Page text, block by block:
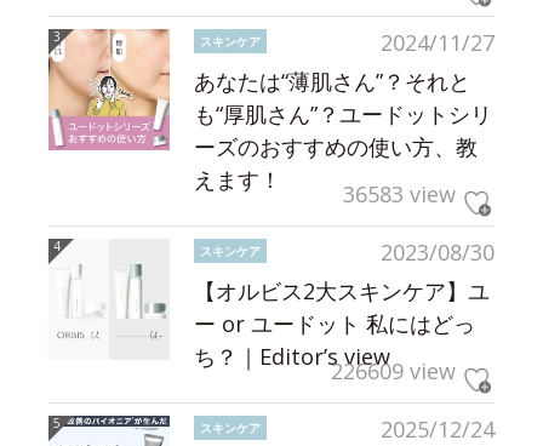
2024/11/27
スキンケア
あなたは“薄肌さん”？それと
も“厚肌さん”？ユードットシリ
ーズのおすすめの使い方、教
えます！
36583 view
2023/08/30
スキンケア
【オルビス2大スキンケア】ユ
ー or ユードット 私にはどっ
ち？｜Editor’s view226609 view
2025/12/24
スキンケア